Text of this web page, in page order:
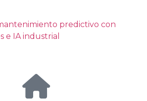
predictivo con
e IA industrial